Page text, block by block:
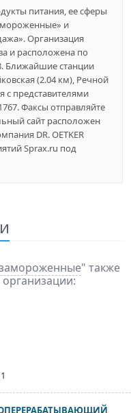
питания, ее сферы
и
Организация
и расположена по
Ближайшие станции
(2.04 км), Речной
с представителями
Факсы отправляйте
сайт расположен
DR. OETKER
Sprax.ru под
" также